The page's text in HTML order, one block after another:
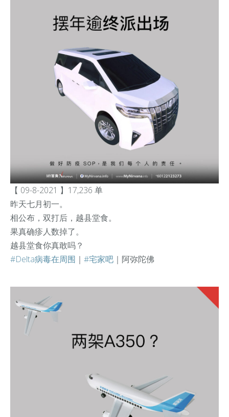
【 09-8-2021 】17,236 单
昨天七月初一。
相公布，双打后，越县堂食。
果真确疹人数掉了。
越县堂食你真敢吗？
#Delta病毒在周围 ｜ #宅家吧 ｜阿弥陀佛